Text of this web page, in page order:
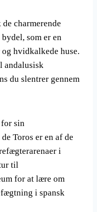
charmerende
som er en
hvidkalkede huse.
andalusisk
du slentrer gennem
for sin
Toros er en af de
i
til
for at lære om
i spansk